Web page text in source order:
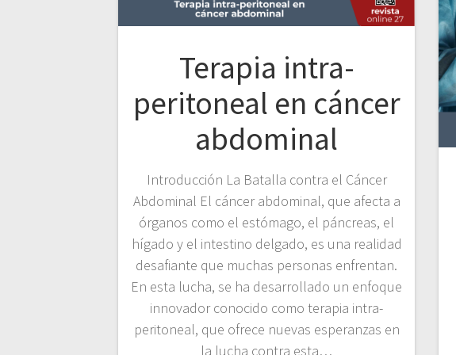
Terapia intra-
peritoneal en cáncer
abdominal
Introducción La Batalla contra el Cáncer
Abdominal El cáncer abdominal, que afecta a
órganos como el estómago, el páncreas, el
hígado y el intestino delgado, es una realidad
desafiante que muchas personas enfrentan.
En esta lucha, se ha desarrollado un enfoque
innovador conocido como terapia intra-
peritoneal, que ofrece nuevas esperanzas en
la lucha contra esta…